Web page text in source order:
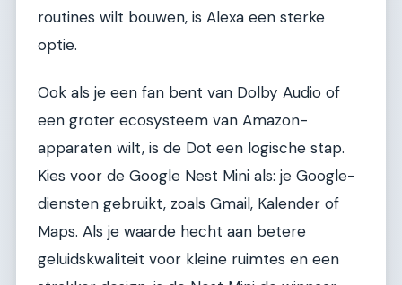
routines wilt bouwen, is Alexa een sterke
optie.
Ook als je een fan bent van Dolby Audio of
een groter ecosysteem van Amazon-
apparaten wilt, is de Dot een logische stap.
Kies voor de Google Nest Mini als: je Google-
diensten gebruikt, zoals Gmail, Kalender of
Maps. Als je waarde hecht aan betere
geluidskwaliteit voor kleine ruimtes en een